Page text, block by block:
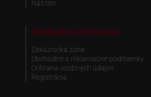
Náš tím
Obchodné informácie
Zákaznická zóna
Obchodné a reklamačné podmienky
Ochrana osobných údajov
Registrácia